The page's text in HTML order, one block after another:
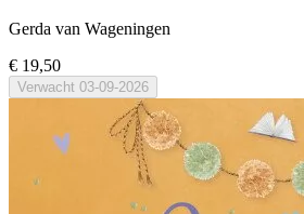
Gerda van Wageningen
€ 19,50
Verwacht 03-09-2026